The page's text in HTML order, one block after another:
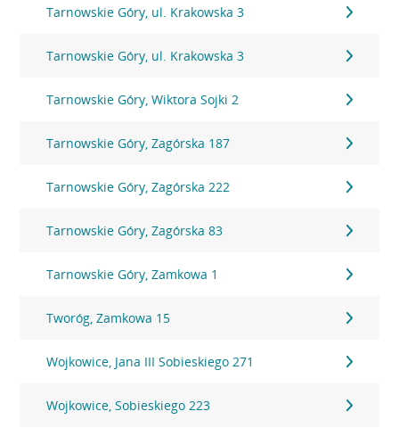
Tarnowskie Góry, ul. Krakowska 3
Tarnowskie Góry, ul. Krakowska 3
Tarnowskie Góry, Wiktora Sojki 2
Tarnowskie Góry, Zagórska 187
Tarnowskie Góry, Zagórska 222
Tarnowskie Góry, Zagórska 83
Tarnowskie Góry, Zamkowa 1
Tworóg, Zamkowa 15
Wojkowice, Jana III Sobieskiego 271
Wojkowice, Sobieskiego 223